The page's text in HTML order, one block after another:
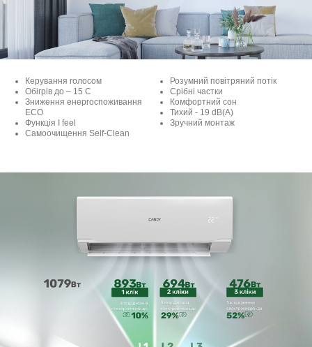
Керування голосом
Обігрів до – 15 С
Зниження енергоспоживання
ECO
Функція I feel
Самоочищення Self-Clean
Розумний повітряний потік
Срібні частки
Комфортний сон
Тихий - 19 dB(A)
Зручний монтаж